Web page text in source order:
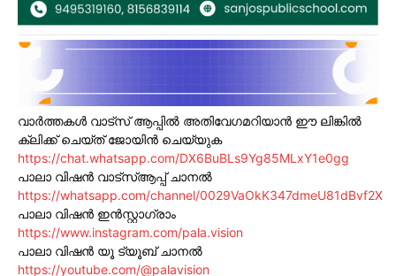
വാർത്തകൾ വാട്സ് ആപ്പിൽ അതിവേഗമറിയാൻ ഈ ലിങ്കിൽ
ക്ലിക്ക് ചെയ്ത് ജോയിൻ ചെയ്യുക
https://chat.whatsapp.com/DX6BuBLs9Yg85MLxY1e0gg
പാലാ വിഷൻ വാട്സ്ആപ്പ് ചാനൽ
https://whatsapp.com/channel/0029VaOkK347dmeU81dBvf2X
പാലാ വിഷൻ ഇൻസ്റ്റാഗ്രാം
https://www.instagram.com/pala.vision
പാലാ വിഷൻ യൂ ട്യൂബ് ചാനൽ
https://youtube.com/@palavision